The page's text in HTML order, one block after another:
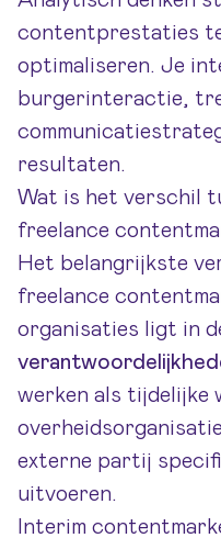
contentprestaties
optimaliseren. Je
burgerinteractie,
resultaten.
Wat is het verschil
freelance
Het belangrijkste
freelance
organisaties ligt in
werken als tijdelijke
externe partij
uitvoeren.
Interim